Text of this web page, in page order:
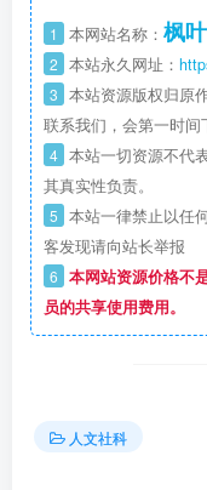
1 本网站名称： 枫
2 本站永久网址：
3 本站资源版权归原
联系我们，会第一时间
4 本站一切资源不代
其真实性负责。
5 本站一律禁止以任
客发现请向站长举报
6 本网站资源价格不
员的共享使用费用。
人文社科